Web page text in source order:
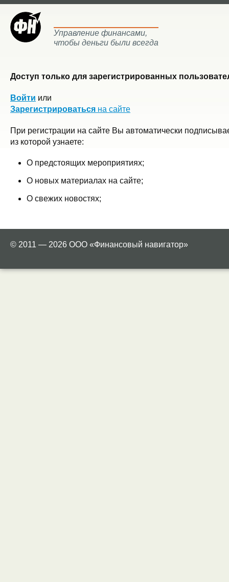
Управление финансами,
чтобы деньги были всегда
Доступ только для зарегистрированных
Войти или
Зарегистрироваться на сайте
При регистрации на сайте Вы автоматически
из которой узнаете:
О предстоящих мероприятиях;
О новых материалах на сайте;
О свежих новостях;
© 2011 — 2026 ООО «Финансовый навигатор»